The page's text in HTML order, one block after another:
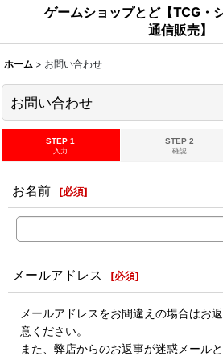
ゲームショップとど【TCG・
通信販売】
ホーム > お問い合わせ
お問い合わせ
STEP 1
入力
STEP 2
確認
お名前 [必須]
メールアドレス [必須]
メールアドレスをお間違えの場合はお
意ください。
また、弊店からのお返事が迷惑メール